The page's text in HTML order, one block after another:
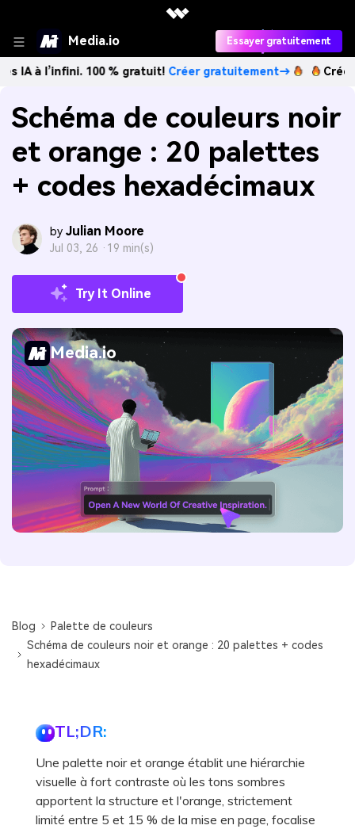
Media.io Essayer gratuitement
100 % gratuit!Créer gratuitement→ Créez des
Schéma de couleurs noir
et orange : 20 palettes
+ codes hexadécimaux
by Julian Moore
Jul 03, 26 · 19 min(s)
Try It Online
Media.io
Blog
Palette de couleurs
Schéma de couleurs noir et orange : 20 palettes + codes
hexadécimaux
TL;DR:
Une palette noir et orange établit une hiérarchie
visuelle à fort contraste où les tons sombres
apportent la structure et l'orange, strictement
limité entre 5 et 15 % de la mise en page, focalise